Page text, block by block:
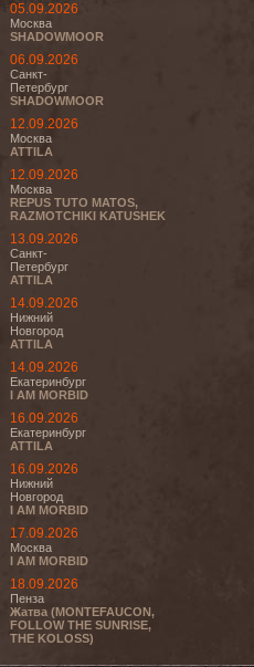
05.09.2026
Москва
SHADOWMOOR
06.09.2026
Санкт-
Петербург
SHADOWMOOR
12.09.2026
Москва
ATTILA
12.09.2026
Москва
REPUS TUTO MATOS,
RAZMOTCHIKI KATUSHEK
13.09.2026
Санкт-
Петербург
ATTILA
14.09.2026
Нижний
Новгород
ATTILA
14.09.2026
Екатеринбург
I AM MORBID
16.09.2026
Екатеринбург
ATTILA
16.09.2026
Нижний
Новгород
I AM MORBID
17.09.2026
Москва
I AM MORBID
18.09.2026
Пенза
Жатва (MONTEFAUCON,
FOLLOW THE SUNRISE,
THE KOLOSS)